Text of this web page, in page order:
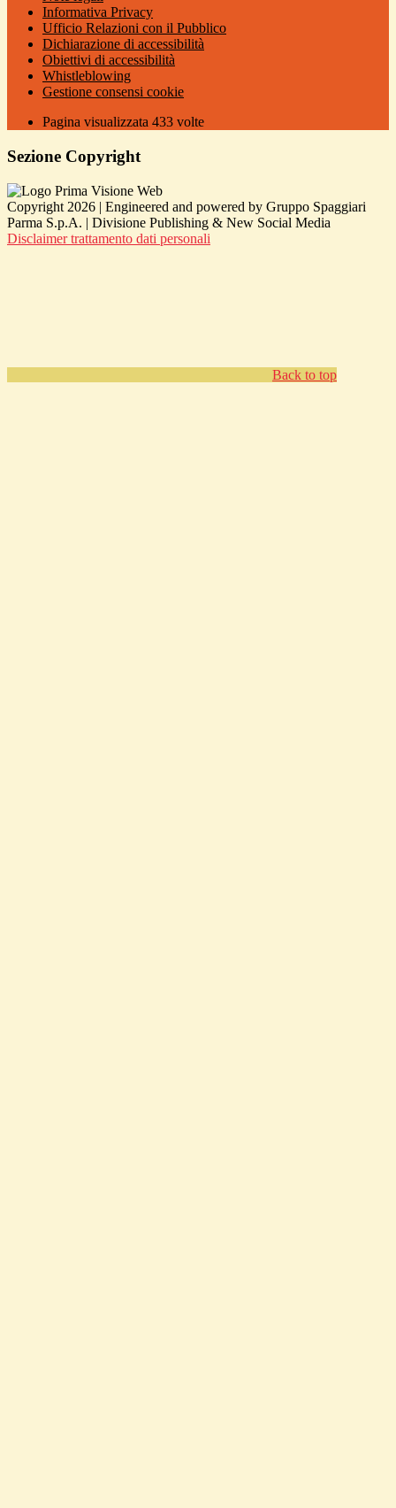
Informativa Privacy
Ufficio Relazioni con il Pubblico
Dichiarazione di accessibilità
Obiettivi di accessibilità
Whistleblowing
Gestione consensi cookie
Pagina visualizzata 433 volte
Sezione Copyright
Copyright 2026 | Engineered and powered by Gruppo Spaggiari
Parma S.p.A. | Divisione Publishing & New Social Media
Disclaimer trattamento dati personali
Back to top